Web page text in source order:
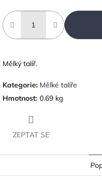
Mělký talíř.
Kategorie: Mělké talíře
Hmotnost: 0.69 kg
ZEPTAT SE